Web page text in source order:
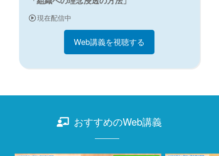
現在配信中
Web講義を視聴する
おすすめのWeb講義